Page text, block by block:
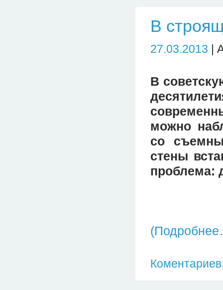
В
27.03.2013 |
В
можно
со
стены
проблема: